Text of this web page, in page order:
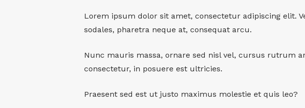
Lorem ipsum dolor sit amet, consectetur adipiscing elit.
sodales, pharetra neque at, consequat arcu.
Nunc mauris massa, ornare sed nisl vel, cursus rutrum
consectetur, in posuere est ultricies.
Praesent sed est ut justo maximus molestie et quis leo?